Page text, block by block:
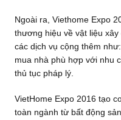
Ngoài ra, Viethome Expo
thương hiệu về vật liệu
các dịch vụ cộng thêm
mua nhà phù hợp với nhu
thủ tục pháp lý.
VietHome Expo 2016 tạo
toàn ngành từ bất động